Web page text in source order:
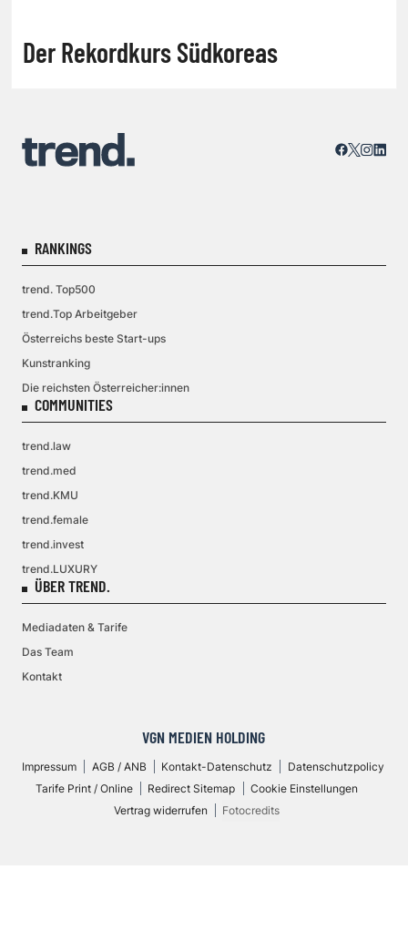
Der Rekordkurs Südkoreas
RANKINGS
trend. Top500
trend.Top Arbeitgeber
Österreichs beste Start-ups
Kunstranking
Die reichsten Österreicher:innen
COMMUNITIES
trend.law
trend.med
trend.KMU
trend.female
trend.invest
trend.LUXURY
ÜBER TREND.
Mediadaten & Tarife
Das Team
Kontakt
VGN MEDIEN HOLDING
Impressum AGB / ANB Kontakt-Datenschutz
Datenschutzpolicy
Tarife Print / Online
Redirect Sitemap
Cookie Einstellungen
Vertrag widerrufen
Fotocredits